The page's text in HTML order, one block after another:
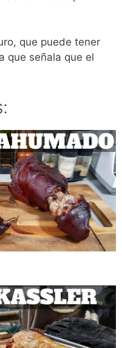
que puede tener
que señala que el